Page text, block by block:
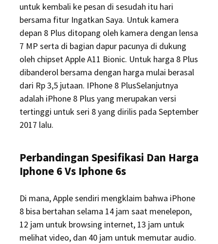
untuk kembali ke pesan di sesudah itu hari
bersama fitur Ingatkan Saya. Untuk kamera
depan 8 Plus ditopang oleh kamera dengan lensa
7 MP serta di bagian dapur pacunya di dukung
oleh chipset Apple A11 Bionic. Untuk harga 8 Plus
dibanderol bersama dengan harga mulai berasal
dari Rp 3,5 jutaan. IPhone 8 PlusSelanjutnya
adalah iPhone 8 Plus yang merupakan versi
tertinggi untuk seri 8 yang dirilis pada September
2017 lalu.
Perbandingan Spesifikasi Dan Harga
Iphone 6 Vs Iphone 6s
Di mana, Apple sendiri mengklaim bahwa iPhone
8 bisa bertahan selama 14 jam saat menelepon,
12 jam untuk browsing internet, 13 jam untuk
melihat video, dan 40 jam untuk memutar audio.